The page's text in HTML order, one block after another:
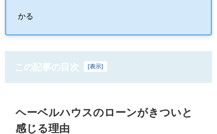
かる
この記事の目次 [表示]
ヘーベルハウスのローンがきついと
感じる理由